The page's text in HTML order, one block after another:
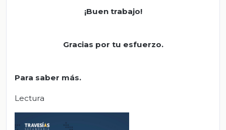
¡Buen trabajo!
Gracias por tu esfuerzo.
Para saber más.
Lectura